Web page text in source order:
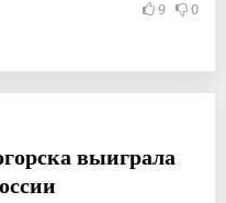
9 0
выиграла